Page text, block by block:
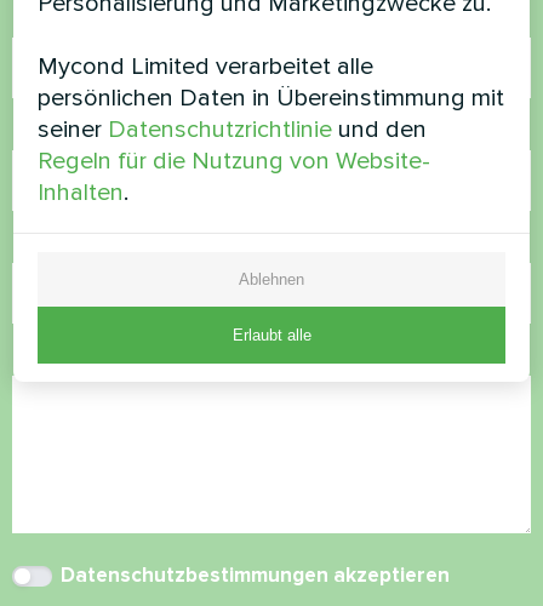
Name
Rufnummer
Datenschutzbestimmungen akzeptieren
Mycond Limited verarbeitet alle
persönlichen Daten in Übereinstimmung mit
seiner Datenschutzrichtlinie und den
Regeln für die Nutzung von Website-
Inhalten.
Ablehnen
Erlaubt alle